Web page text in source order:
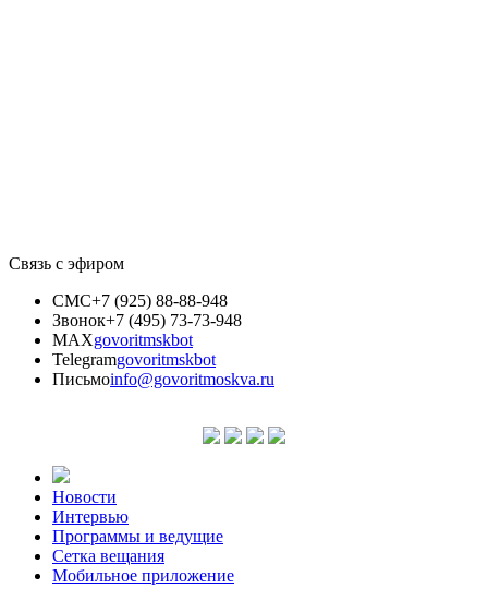
Связь с эфиром
СМС+7 (925) 88-88-948
Звонок+7 (495) 73-73-948
MAXgovoritmskbot
Telegramgovoritmskbot
Письмоinfo@govoritmoskva.ru
Новости
Интервью
Программы и ведущие
Сетка вещания
Мобильное приложение